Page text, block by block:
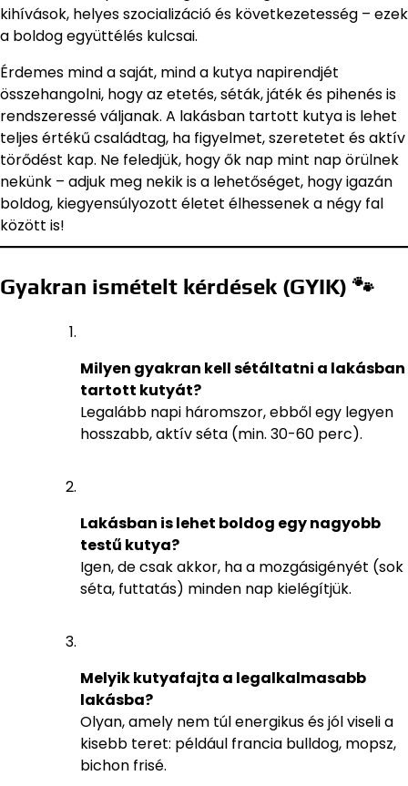
kihívások, helyes szocializáció és következetesség – ezek
a boldog együttélés kulcsai.
Érdemes mind a saját, mind a kutya napirendjét
összehangolni, hogy az etetés, séták, játék és pihenés is
rendszeressé váljanak. A lakásban tartott kutya is lehet
teljes értékű családtag, ha figyelmet, szeretetet és aktív
törődést kap. Ne feledjük, hogy ők nap mint nap örülnek
nekünk – adjuk meg nekik is a lehetőséget, hogy igazán
boldog, kiegyensúlyozott életet élhessenek a négy fal
között is!
Gyakran ismételt kérdések (GYIK) 🐾
Milyen gyakran kell sétáltatni a lakásban
tartott kutyát?
Legalább napi háromszor, ebből egy legyen
hosszabb, aktív séta (min. 30-60 perc).
Lakásban is lehet boldog egy nagyobb
testű kutya?
Igen, de csak akkor, ha a mozgásigényét (sok
séta, futtatás) minden nap kielégítjük.
Melyik kutyafajta a legalkalmasabb
lakásba?
Olyan, amely nem túl energikus és jól viseli a
kisebb teret: például francia bulldog, mopsz,
bichon frisé.